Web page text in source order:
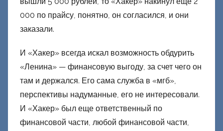
000 по прайсу, понятно, он согласился, и они
заказали.
И «Хакер» всегда искал возможность обдурить
«Ленина» — финансовую выгоду, за счет чего он
там и держался. Его сама служба в «мгб»,
перспективы надуманные, его не интересовали.
И «Хакер» был еще ответственный по
финансовой части, любой финансовой части,